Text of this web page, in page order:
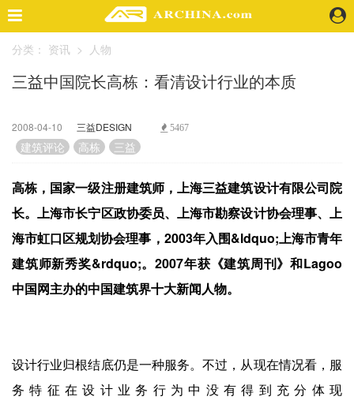
精选案例
建 筑
室 内
视 频
头条资讯
业 界
机 构
人 物
地 产
企业招聘
分类： 资讯 > 人物
三益中国院长高栋：看清设计行业的本质
2008-04-10 三益DESIGN 5467
建筑评论 高栋 三益
高栋，国家一级注册建筑师，上海三益建筑设计有限公司院
长。上海市长宁区政协委员、上海市勘察设计协会理事、上
海市虹口区规划协会理事，2003年入围&ldquo;上海市青年
建筑师新秀奖&rdquo;。2007年获《建筑周刊》和Lagoo
中国网主办的中国建筑界十大新闻人物。
设计行业归根结底仍是一种服务。不过，从现在情况看，服
务特征在设计业务行为中没有得到充分体现